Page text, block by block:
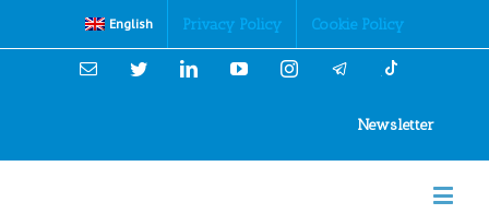
English Privacy Policy Cookie Policy
Email TwitterLinkedinYouTubeInstagram
Newsletter
Cookies Policy